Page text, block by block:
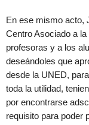
En ese mismo acto,
Centro Asociado a
profesoras y a los
deseándoles que
desde la UNED,
toda la utilidad,
por encontrarse
requisito para poder